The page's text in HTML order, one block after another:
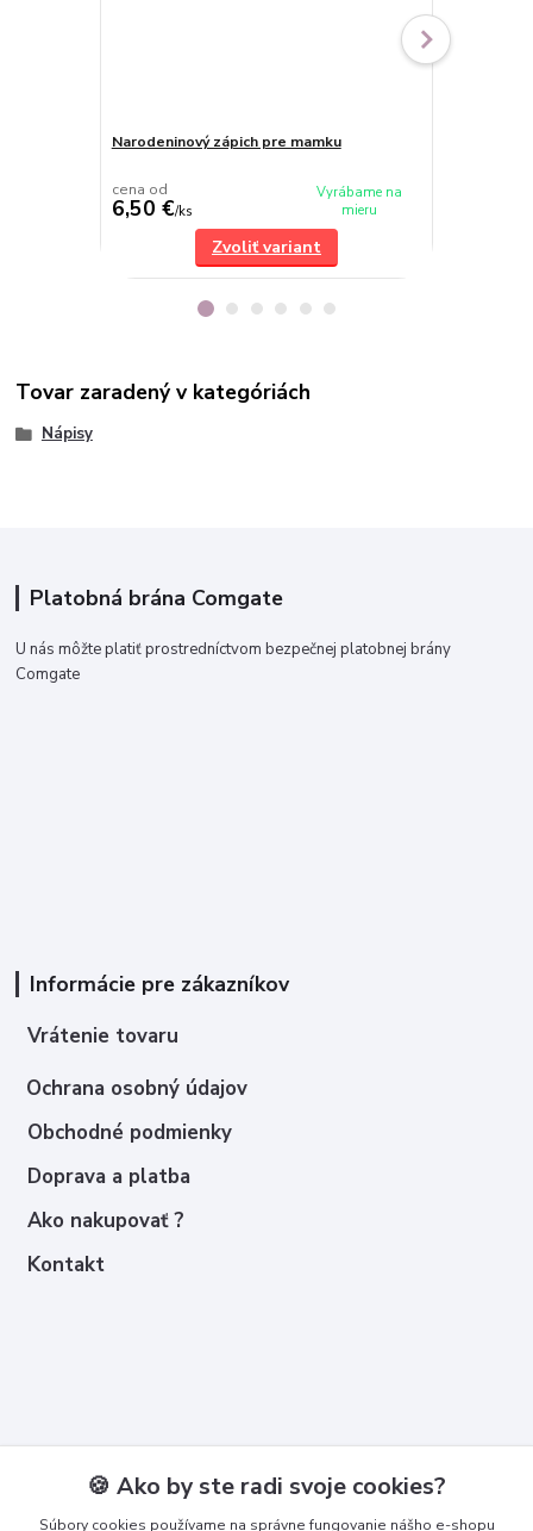
Narodeninový zápich pre mamku
cena od
6,50 €/ks
Vyrábame na
mieru
Zvoliť variant
Tovar zaradený v kategóriách
Nápisy
Platobná brána Comgate
U nás môžte platiť prostredníctvom bezpečnej platobnej brány
Comgate
Informácie pre zákazníkov
Vrátenie tovaru
Ochrana osobný údajov
Obchodné podmienky
Doprava a platba
Ako nakupovať ?
Kontakt
🍪 Ako by ste radi svoje cookies?
Súbory cookies používame na správne fungovanie nášho e-shopu